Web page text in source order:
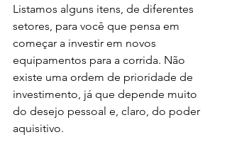
Listamos alguns itens, de diferentes
setores, para você que pensa em
começar a investir em novos
equipamentos para a corrida. Não
existe uma ordem de prioridade de
investimento, já que depende muito
do desejo pessoal e, claro, do poder
aquisitivo.